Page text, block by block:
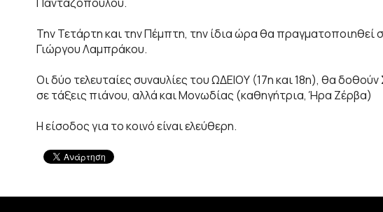
Την Τετάρτη και την Πέμπτη, την ίδια ώρα θα
Γιώργου Λαμπράκου.
Οι δύο τελευταίες συναυλίες του ΩΔΕΙΟΥ (17η και 18η), θα
σε τάξεις πιάνου, αλλά και Μονωδίας (καθηγήτρια, Ήρα Ζέρβα)
Η είσοδος για το κοινό είναι ελεύθερη.